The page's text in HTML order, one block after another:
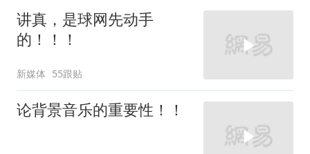
讲真，是球网先动手
的！！！
新媒体 55跟贴
论背景音乐的重要性！！